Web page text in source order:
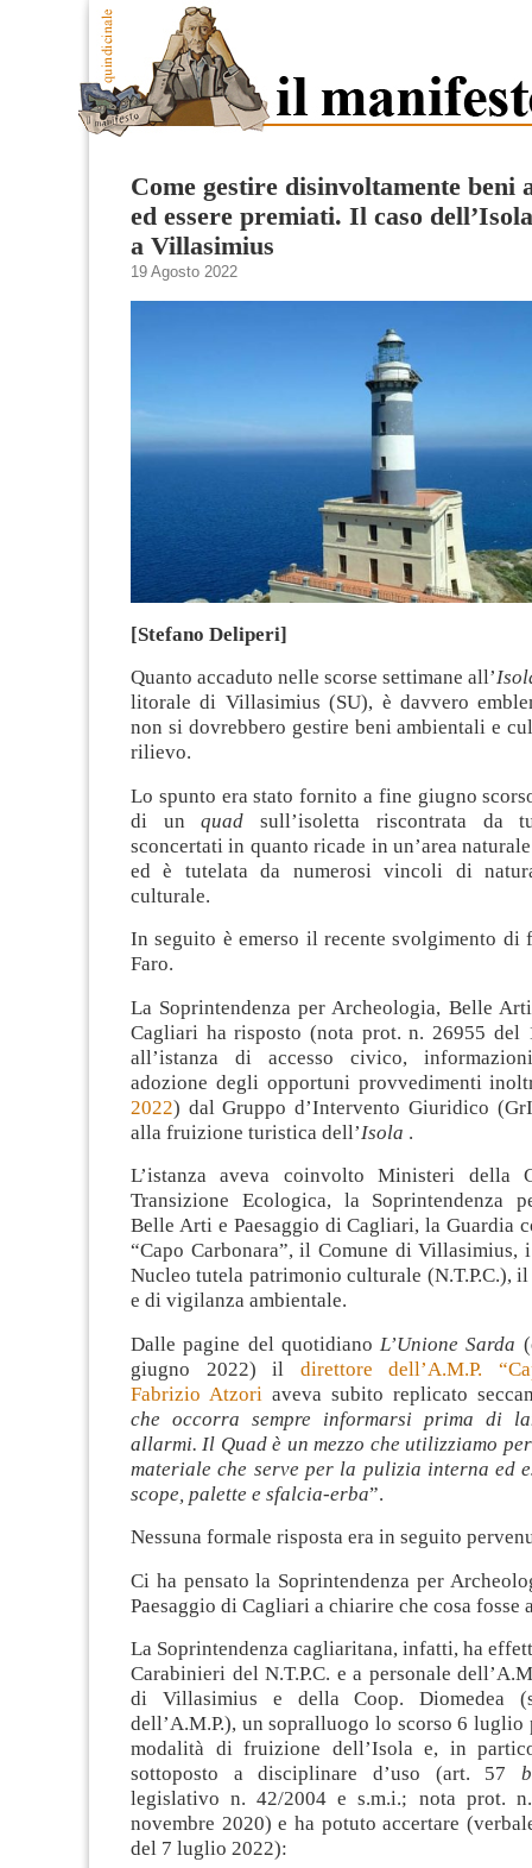
Come gestire disinvoltamente beni
ed essere premiati. Il caso
a Villasimius
19 Agosto 2022
[Stefano Deliperi]
Quanto accaduto nelle scorse settimane all’
litorale di Villasimius (SU), è davvero
non si dovrebbero gestire beni ambientali e
rilievo.
Lo spunto era stato fornito a fine giugno
di unquad sull’isoletta riscontrata da
sconcertati in quanto ricade in un’area
ed è tutelata da numerosi vincoli di
culturale.
In seguito è emerso il recente svolgimento di
Faro.
La Soprintendenza per Archeologia, Belle
Cagliari ha risposto (nota prot. n. 26955 del
all’istanza di accesso civico,
adozione degli opportuni provvedimenti
2022) dal Gruppo d’Intervento Giuridico
alla fruizione turistica dell’Isola .
L’istanza aveva coinvolto Ministeri della
Transizione Ecologica, la Soprintendenza
Belle Arti e Paesaggio di Cagliari, la Guardia
“Capo Carbonara”, il Comune di Villasimius,
Nucleo tutela patrimonio culturale (N.T.P.C.),
e di vigilanza ambientale.
Dalle pagine del quotidiano L’Unione Sarda
giugno 2022) il direttore dell’A.M.P.
Fabrizio Atzori aveva subito replicato
che occorra sempre informarsi prima di
allarmi. Il Quad è un mezzo che utilizziamo
materiale che serve per la pulizia interna ed
scope, palette e sfalcia-erba”.
Nessuna formale risposta era in seguito
Ci ha pensato la Soprintendenza per
Paesaggio di Cagliari a chiarire che cosa fosse
La Soprintendenza cagliaritana, infatti, ha
Carabinieri del N.T.P.C. e a personale
di Villasimius e della Coop. Diomedea
dell’A.M.P.), un sopralluogo lo scorso 6
modalità di fruizione dell’Isola e, in
sottoposto a disciplinare d’uso (art. 57
legislativo n. 42/2004 e s.m.i.; nota prot.
novembre 2020) e ha potuto accertare
del 7 luglio 2022):